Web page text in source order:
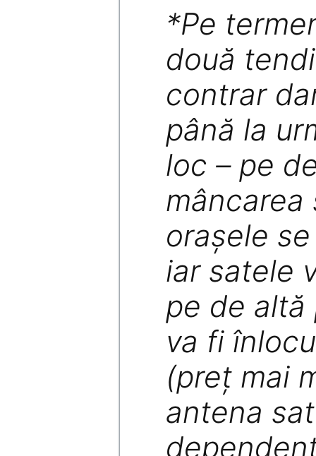
*Pe
două
contrar
până la
loc – pe
mâncarea
oraşele
iar satele
pe de
va fi
(preţ mai
antena